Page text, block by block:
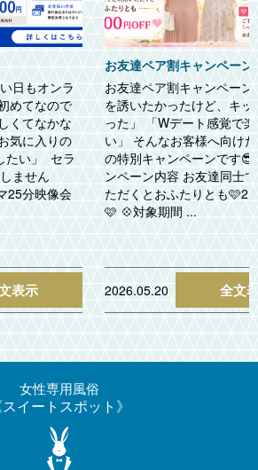
日もオンラ
めてなので
くてなかな
気に入りの
たい」 セラ
ません
25分映像会
表示
お友達ペア割キャンペーン
お友達ペア割キャンペーン
を誘いたかったけど、キ
った」 「Wデート感覚で
い」 そんなお客様へ向け
の特別キャンペーンです
ンペーン内容 お友達同士
ただくとおふたりとも
🩷 💠対象期間 ...
2026.05.20 全文
女性専用風俗
スイートスポット